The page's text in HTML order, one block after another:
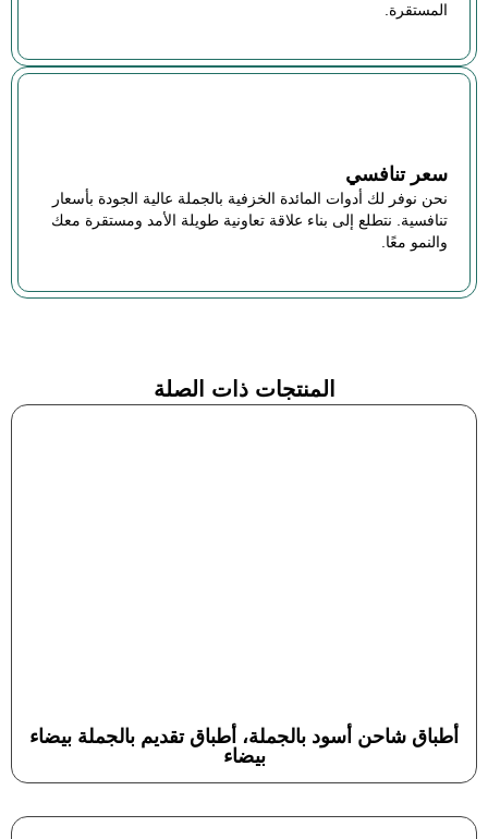
المستقرة.
سعر تنافسي
نحن نوفر لك أدوات المائدة الخزفية بالجملة عالية الجودة بأسعار
تنافسية. نتطلع إلى بناء علاقة تعاونية طويلة الأمد ومستقرة معك
والنمو معًا.
المنتجات ذات الصلة
أطباق شاحن أسود بالجملة، أطباق تقديم بالجملة بيضاء
بيضاء